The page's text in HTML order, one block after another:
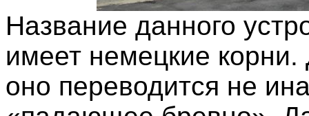
Название данного
имеет немецкие корни.
оно переводится не